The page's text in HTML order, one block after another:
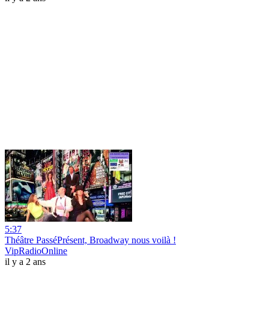
5:37
Théâtre PasséPrésent, Broadway nous voilà !
VipRadioOnline
il y a 2 ans